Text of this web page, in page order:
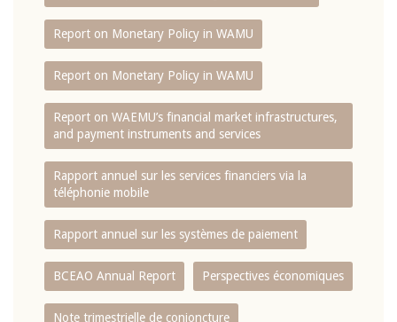
Report on Monetary Policy in WAMU
Report on Monetary Policy in WAMU
Report on WAEMU’s financial market infrastructures,
and payment instruments and services
Rapport annuel sur les services financiers via la
téléphonie mobile
Rapport annuel sur les systèmes de paiement
BCEAO Annual Report Perspectives économiques
Note trimestrielle de conjoncture